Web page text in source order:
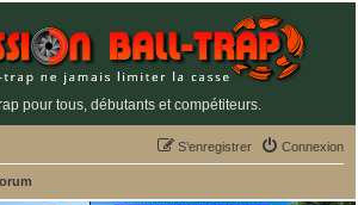
pour tous, débutants et compétiteurs.
Connexion
S’enregistrer